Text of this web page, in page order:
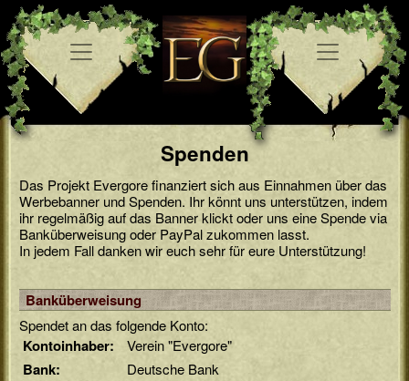
Spenden
Das Projekt Evergore finanziert sich aus Einnahmen über das
Werbebanner und Spenden. Ihr könnt uns unterstützen, indem
ihr regelmäßig auf das Banner klickt oder uns eine Spende via
Banküberweisung oder PayPal zukommen lasst.
In jedem Fall danken wir euch sehr für eure Unterstützung!
Banküberweisung
Spendet an das folgende Konto:
Kontoinhaber: Verein "Evergore"
Bank: Deutsche Bank